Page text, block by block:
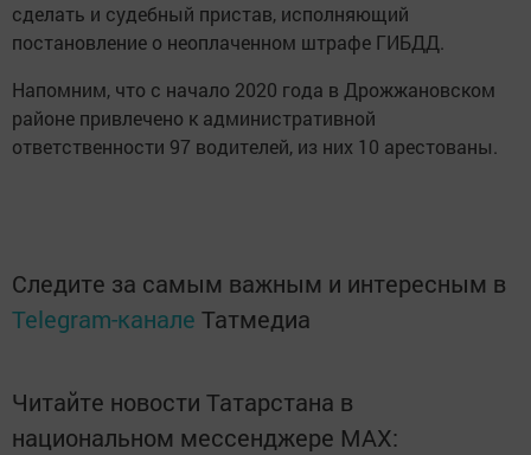
сделать и судебный пристав, исполняющий
постановление о неоплаченном штрафе ГИБДД.
Напомним, что с начало 2020 года в Дрожжановском
районе привлечено к административной
ответственности 97 водителей, из них 10 арестованы.
Следите за самым важным и интересным в
Telegram-канале Татмедиа
Читайте новости Татарстана в
национальном мессенджере MАХ: